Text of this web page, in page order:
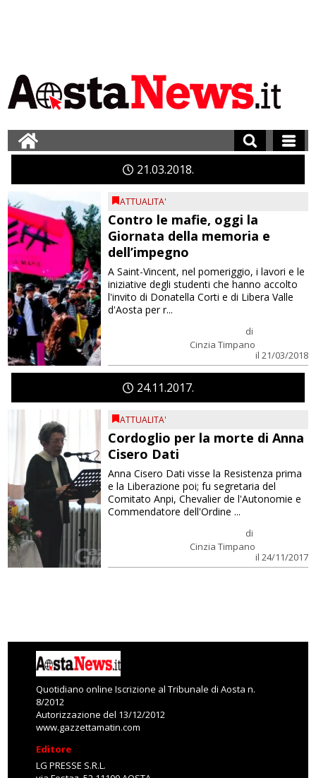
21 03 2018
ATTUALITA'
Contro le mafie, oggi la
Giornata della memoria e
dell’impegno
di
Cinzia Timpano
il 21/03/2018
A Saint-Vincent, nel pomeriggio, i lavori e le
iniziative degli studenti che hanno accolto
l'invito di Donatella Corti e di Libera Valle
d'Aosta per r...
24 11 2017
ATTUALITA'
Cordoglio per la morte di Anna
Cisero Dati
di
Cinzia Timpano
il 24/11/2017
Anna Cisero Dati visse la Resistenza prima
e la Liberazione poi; fu segretaria del
Comitato Anpi, Chevalier de l'Autonomie e
Commendatore dell'Ordine ...
Quotidiano online Iscrizione al Tribunale di Aosta n.
8/2012
Autorizzazione del 13/12/2012
www.gazzettamatin.com
Editore
LG PRESSE S.R.L.